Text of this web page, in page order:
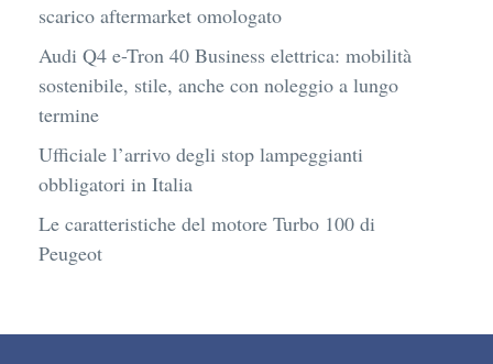
scarico aftermarket omologato
Audi Q4 e-Tron 40 Business elettrica: mobilità
sostenibile, stile, anche con noleggio a lungo
termine
Ufficiale l’arrivo degli stop lampeggianti
obbligatori in Italia
Le caratteristiche del motore Turbo 100 di
Peugeot